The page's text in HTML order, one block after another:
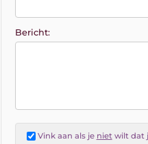
Bericht:
Vink aan als je niet wilt dat